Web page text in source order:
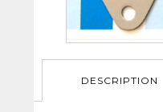
DESCRIPTION